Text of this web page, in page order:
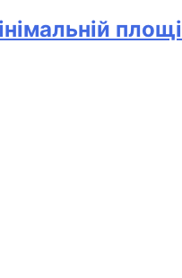
площі